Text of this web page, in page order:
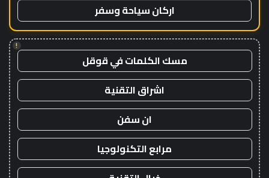
اركان سياحة وسفر
!
مسك الكلمات في قوقل
اشراق التقنية
ان سفن
مرابع التكنولوجيا